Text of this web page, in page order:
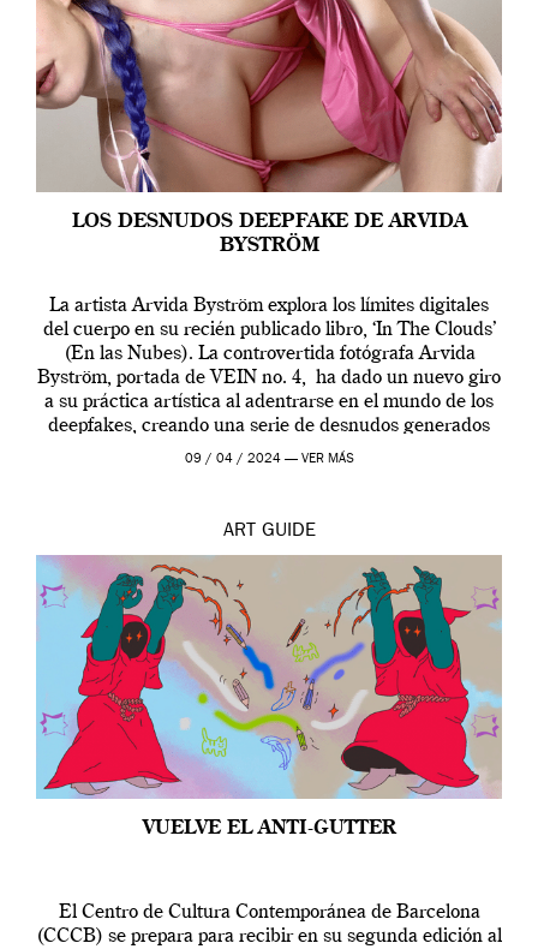
LOS DESNUDOS DEEPFAKE DE ARVIDA
BYSTRÖM
La artista Arvida Byström explora los límites digitales
del cuerpo en su recién publicado libro, ‘In The Clouds’
(En las Nubes). La controvertida fotógrafa Arvida
Byström, portada de VEIN no. 4, ha dado un nuevo giro
a su práctica artística al adentrarse en el mundo de los
deepfakes, creando una serie de desnudos generados
por […]
09 / 04 / 2024 — VER MÁS
ART GUIDE
VUELVE EL ANTI-GUTTER
El Centro de Cultura Contemporánea de Barcelona
(CCCB) se prepara para recibir en su segunda edición al